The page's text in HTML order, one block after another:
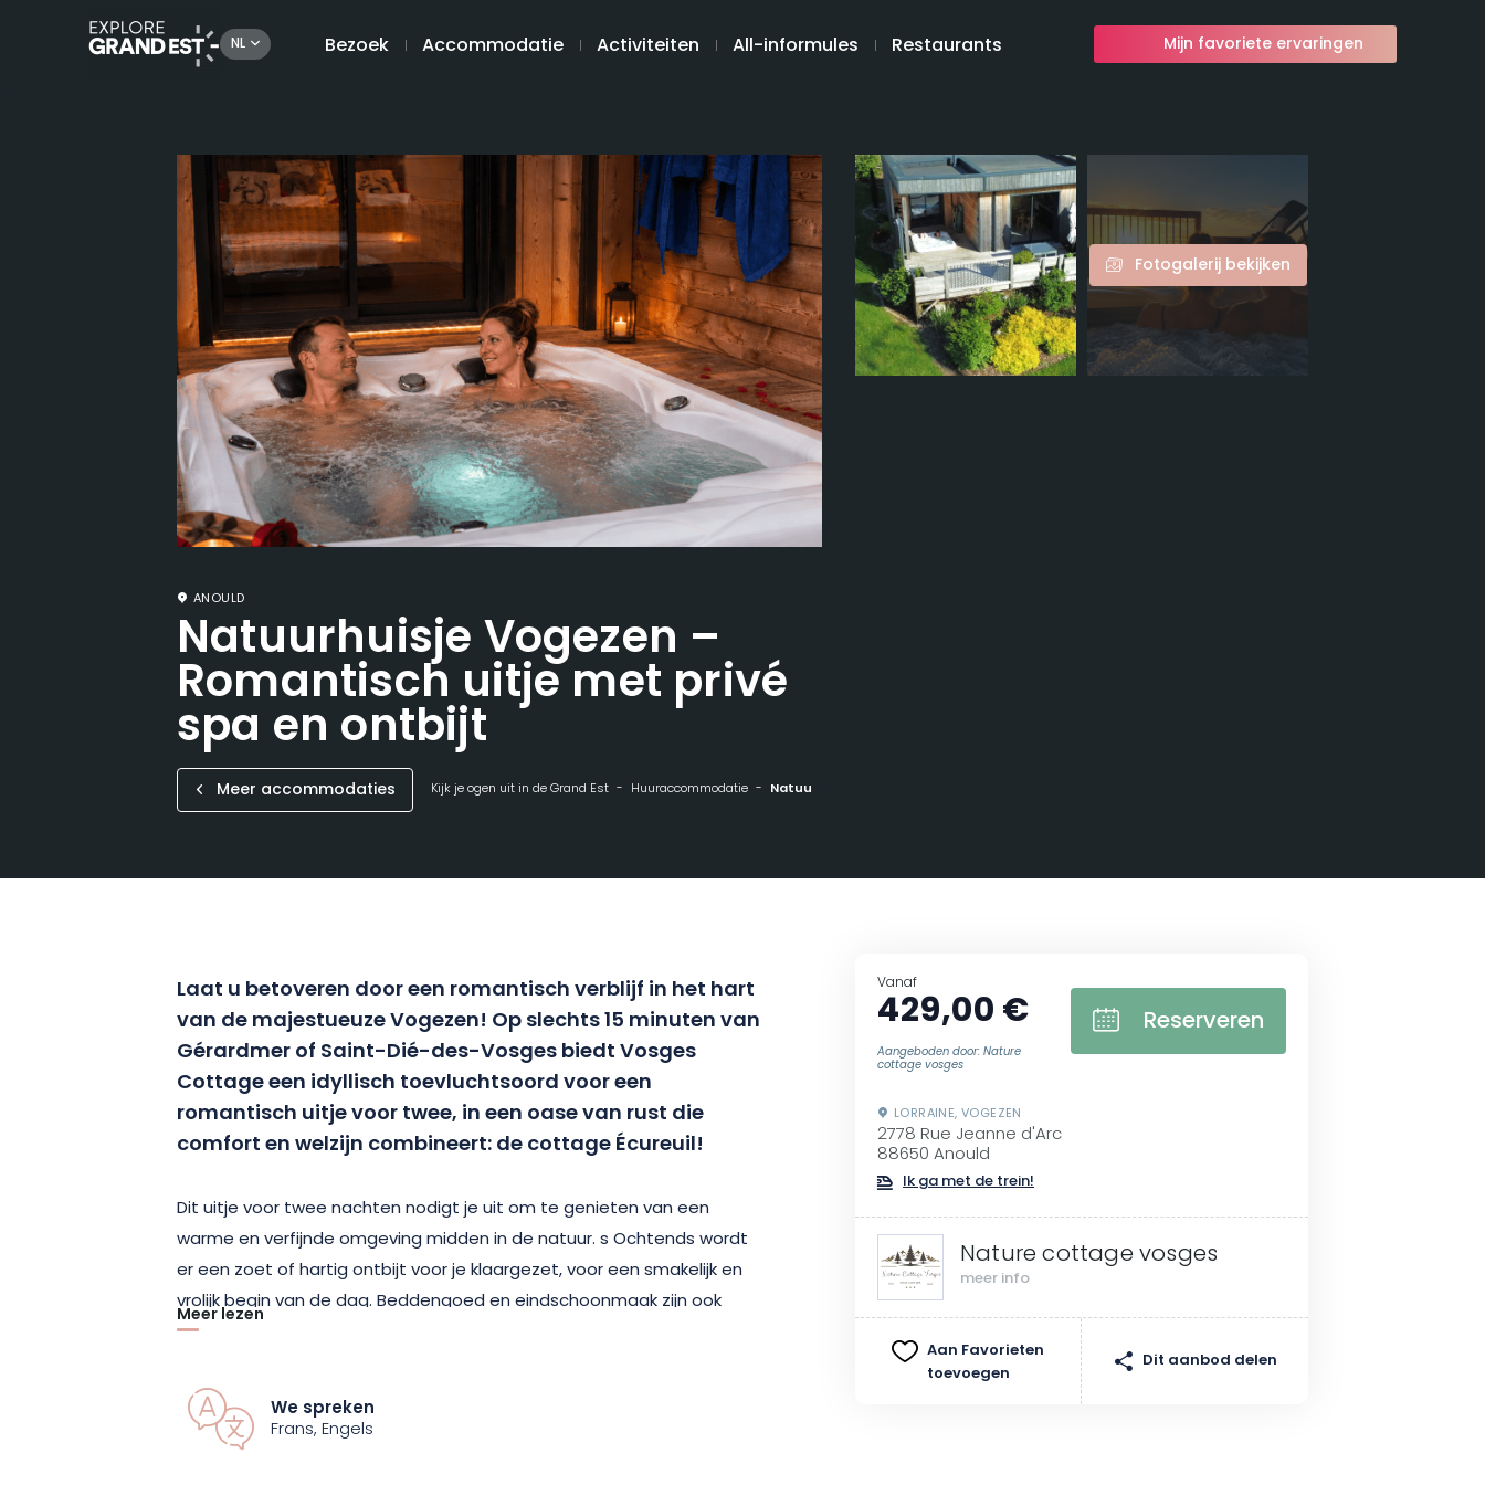
NL Bezoek Accommodatie Activiteiten All-informules Restaurants Mijn favoriete ervaringen
Fotogalerij bekijken
ANOULD
Natuurhuisje Vogezen –
Romantisch uitje met privé
spa en ontbijt
Meer accommodaties Kijk je ogen uit in de Grand Est Huuraccommodatie Natuurhuisje Vogezen - Romantisch uitje met privé spa en ontbijt
Laat u betoveren door een romantisch verblijf in het hart
van de majestueuze Vogezen! Op slechts 15 minuten van
Gérardmer of Saint-Dié-des-Vosges biedt Vosges
Cottage een idyllisch toevluchtsoord voor een
romantisch uitje voor twee, in een oase van rust die
comfort en welzijn combineert: de cottage Écureuil!
Dit uitje voor twee nachten nodigt je uit om te genieten van een
warme en verfijnde omgeving midden in de natuur. s Ochtends wordt
er een zoet of hartig ontbijt voor je klaargezet, voor een smakelijk en
vrolijk begin van de dag. Beddengoed en eindschoonmaak zijn ook
inbegrepen, zodat je je kunt concentreren op wat het belangrijkste is:
Geniet tijdens je verblijf van momenten van rust en ontspanning in je
eigen spa, die het hele jaar door verwarmd en toegankelijk is. Merk op
Meer lezen
We spreken
Frans, Engels
Vanaf
429,00 €
Aangeboden door: Nature
cottage vosges
Reserveren
LORRAINE, VOGEZEN
2778 Rue Jeanne d'Arc
88650 Anould
Ik ga met de trein!
Nature cottage vosges
meer info
Aan Favorieten
toevoegen
Dit aanbod delen